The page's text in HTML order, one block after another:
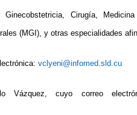
Cirugía, Medicina
(MGI), y otras especialidades
vclyeni@infomed.sld.cu
Vázquez, cuyo correo